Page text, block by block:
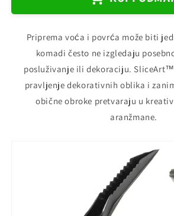
za
Voće
Povrće
(Set
za
Voće
i
Povrće
(Set
od
2
Priprema voća i povrća može biti
komadi često ne izgledaju
posluživanje ili dekoraciju.
pravljenje dekorativnih oblika i
obične obroke pretvaraju u
aranžmane.